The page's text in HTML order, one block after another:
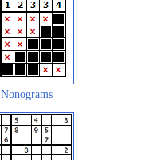
Nonograms